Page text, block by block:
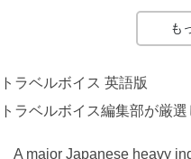
も
トラベルボイス 英語版
トラベルボイス編集部が厳
A major Japanese heavy